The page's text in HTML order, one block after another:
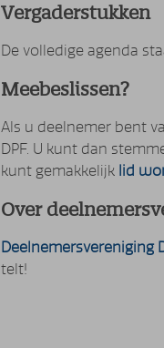
Vergaderstukken
De volledige agenda
Meebeslissen?
Als u deelnemer bent
DPF. U kunt dan
kunt gemakkelijk lid
Over
Deelnemersvereniging
telt!